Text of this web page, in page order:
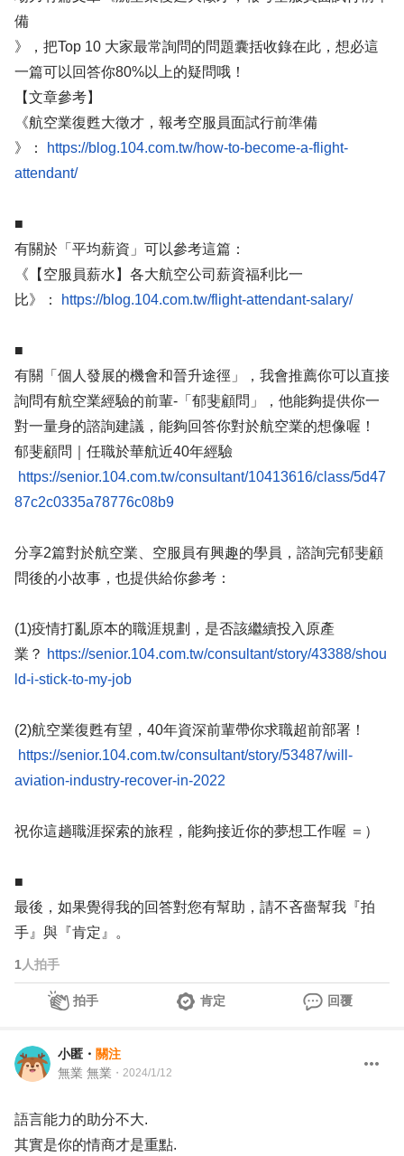
備
》，把Top 10 大家最常詢問的問題囊括收錄在此，想必這
一篇可以回答你80%以上的疑問哦！
【文章參考】
《航空業復甦大徵才，報考空服員面試行前準備
》：
https://blog.104.com.tw/how-to-become-a-flight-
attendant/
■
有關於「平均薪資」可以參考這篇：
《【空服員薪水】各大航空公司薪資福利比一
比》：
https://blog.104.com.tw/flight-attendant-salary/
■
有關「個人發展的機會和晉升途徑」，我會推薦你可以直接
詢問有航空業經驗的前輩-「郁斐顧問」，他能夠提供你一
對一量身的諮詢建議，能夠回答你對於航空業的想像喔！
郁斐顧問｜任職於華航近40年經驗
https://senior.104.com.tw/consultant/10413616/class/5d47
87c2c0335a78776c08b9
分享2篇對於航空業、空服員有興趣的學員，諮詢完郁斐顧
問後的小故事，也提供給你參考：
(1)疫情打亂原本的職涯規劃，是否該繼續投入原產
業？ https://senior.104.com.tw/consultant/story/43388/shou
ld-i-stick-to-my-job
(2)航空業復甦有望，40年資深前輩帶你求職超前部署！
https://senior.104.com.tw/consultant/story/53487/will-
aviation-industry-recover-in-2022
祝你這趟職涯探索的旅程，能夠接近你的夢想工作喔 ＝）
■
最後，如果覺得我的回答對您有幫助，請不吝嗇幫我『拍
手』與『肯定』。
1 人拍手
拍手 肯定 回覆
小匿 ・ 關注
無業 無業 ・ 2024/1/12
語言能力的助分不大.
其實是你的情商才是重點.